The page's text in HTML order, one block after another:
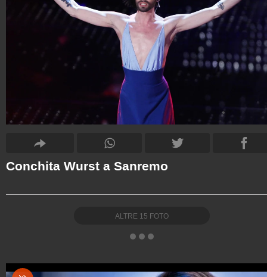
Conchita Wurst a Sanremo
ALTRE 15 FOTO